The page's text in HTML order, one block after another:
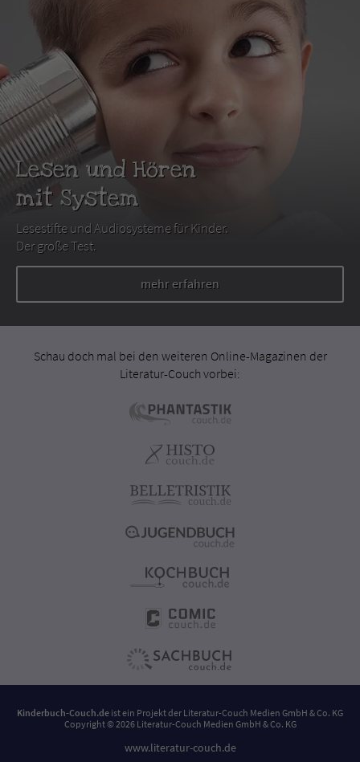
Lesen und Hören
mit System
Lesestifte und Audiosysteme für Kinder.
Der große Test.
mehr erfahren
Schau doch mal bei den weiteren Online-Magazinen der
Literatur-Couch vorbei:
Kinderbuch-Couch.de ist ein Projekt der Literatur-Couch Medien GmbH & Co. KG
Copyright © 2026 Literatur-Couch Medien GmbH & Co. KG
www.literatur-couch.de